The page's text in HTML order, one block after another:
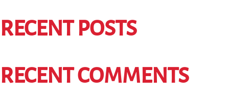
RECENT POSTS
RECENT COMMENTS